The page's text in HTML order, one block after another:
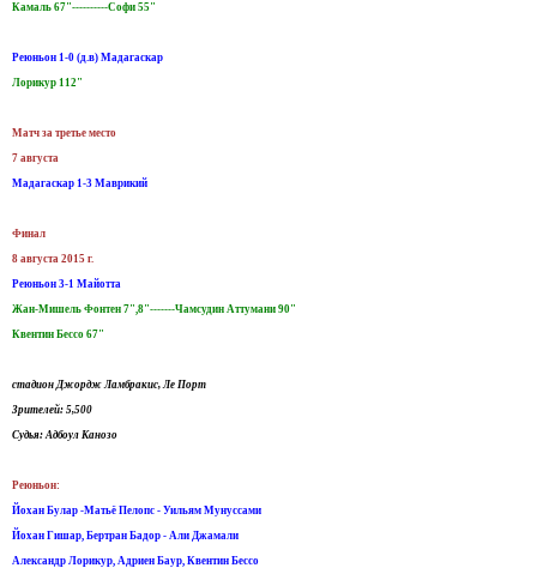
Камаль 67"----------Софи 55"
Реюньон 1-0 (д.в) Мадагаскар
Лорикур 112"
Матч за третье место
7 августа
Мадагаскар 1-3 Маврикий
Финал
8 августа 2015 г.
Реюньон 3-1 Майотта
Жан-Мишель Фонтен 7",8"-------Чамсудин Аттумани 90"
Квентин Бессо 67"
стадион Джордж Ламбракис, Ле Порт
Зрителей: 5,500
Судья: Адбоул Канозо
Реюньон:
Йохан Булар -Матьё Пелопс - Уильям Мунуссами
Йохан Гишар, Бертран Бадор - Али Джамали
Александр Лорикур, Адриен Баур, Квентин Бессо